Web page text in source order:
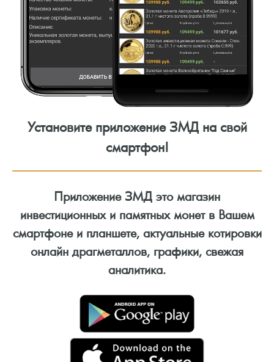
Установите приложение ЗМД на свой
смартфон!
Приложение ЗМД это магазин
инвестиционных и памятных монет в Вашем
смартфоне и планшете, актуальные котировки
онлайн драгметаллов, графики, свежая
аналитика.